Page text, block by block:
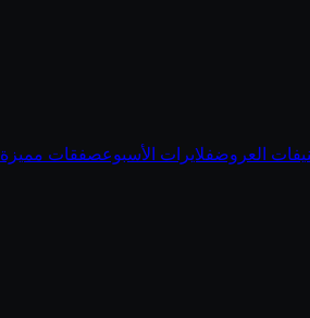
العروضفلايرات الأسبوعصفقات مميزة